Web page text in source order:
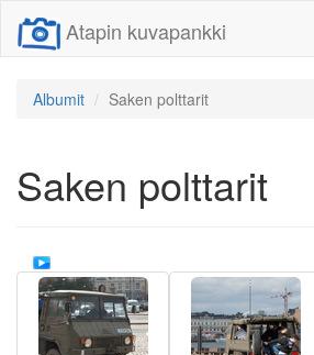
Atapin kuvapankki
Albumit Saken polttarit
Saken polttarit